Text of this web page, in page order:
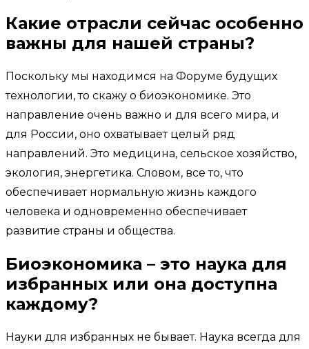
Какие отрасли сейчас особенно
важны для нашей страны?
Поскольку мы находимся на Форуме будущих
технологии, то скажу о биоэкономике. Это
направление очень важно и для всего мира, и
для России, оно охватывает целый ряд
направлений. Это медицина, сельское хозяйство,
экология, энергетика. Словом, все то, что
обеспечивает нормальную жизнь каждого
человека и одновременно обеспечивает
развитие страны и общества.
Биоэкономика – это наука для
избранных или она доступна
каждому?
Науки для избранных не бывает. Наука всегда для